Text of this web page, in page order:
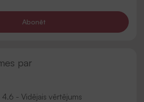
Abonēt
par
4.6 - Vidējais vērtējums